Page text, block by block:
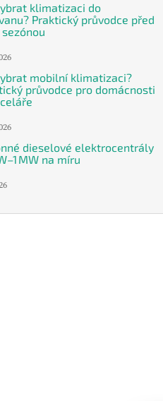
klimatizaci do
Praktický průvodce před
mobilní klimatizaci?
průvodce pro domácnosti
dieselové elektrocentrály
MW na míru